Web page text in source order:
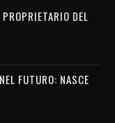
DEL
FUTURO: NASCE